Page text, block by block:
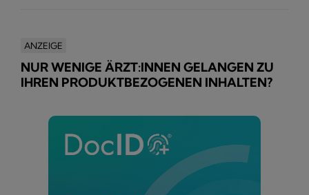
ANZEIGE
NUR WENIGE ÄRZT:INNEN GELANGEN ZU
IHREN PRODUKTBEZOGENEN INHALTEN?